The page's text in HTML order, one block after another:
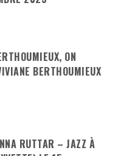
ON
BERTHOUMIEUX
RUTTAR – JAZZ À